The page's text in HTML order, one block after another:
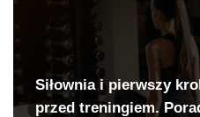
Siłownia i pierwszy
przed treningiem.